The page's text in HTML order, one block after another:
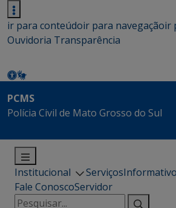
ir para conteúdoir para navegaçãoir
Ouvidoria Transparência
PCMS
Polícia Civil de Mato Grosso do Sul
Institucional Serviços
Fale ConoscoServidor
Pesquisar